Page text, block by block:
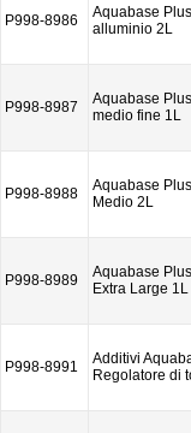
P998-8986
Aquabase
alluminio 2L
P998-8987
Aquabase
medio fine 1L
P998-8988
Aquabase
Medio 2L
P998-8989
Aquabase
Extra Large 1L
P998-8991
Additivi
Regolatore di